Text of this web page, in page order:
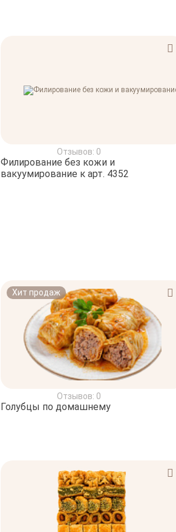
Отзывов: 0
Филирование без кожи и
вакуумирование к арт. 4352
Хит продаж
Отзывов: 0
Голубцы по домашнему